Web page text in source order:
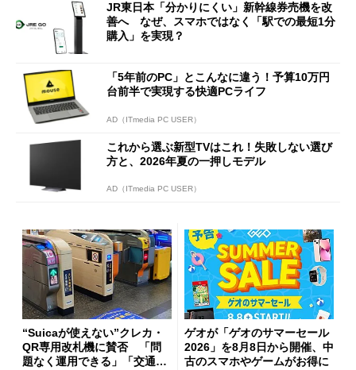
JR東日本「分かりにくい」新幹線券売機を改
善へ なぜ、スマホではなく「駅での最短1分
購入」を実現？
「5年前のPC」とこんなに違う！予算10万円
台前半で実現する快適PCライフ
AD（ITmedia PC USER）
これから選ぶ新型TVはこれ！失敗しない選び
方と、2026年夏の一押しモデル
AD（ITmedia PC USER）
“Suicaが使えない”クレカ・
QR専用改札機に賛否 「問
題なく運用できる」「交通系I
ゲオが「ゲオのサマーセール
2026」を8月8日から開催、中
古のスマホやゲームがお得に